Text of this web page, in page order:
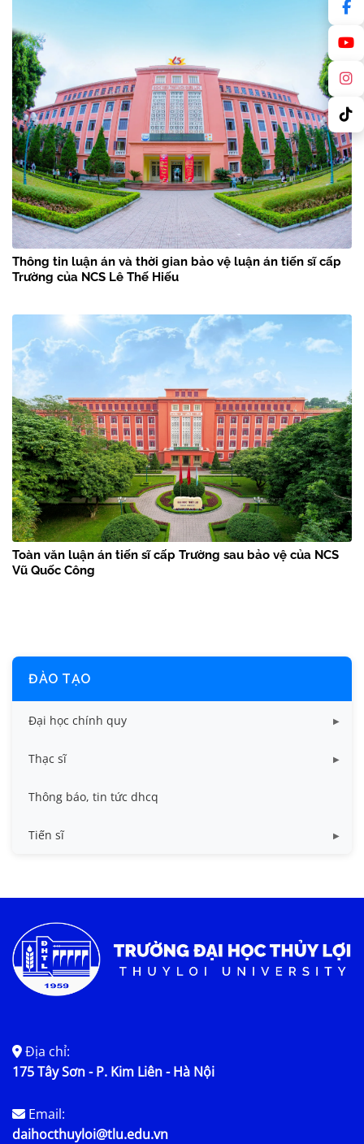
Thông tin luận án và thời gian bảo vệ luận án tiến sĩ cấp
Trường của NCS Lê Thế Hiếu
Toàn văn luận án tiến sĩ cấp Trường sau bảo vệ của NCS
Vũ Quốc Công
ĐÀO TẠO
Đại học chính quy
Các biểu mẫu
Chuẩn đầu ra và chương trình đào tạo dhcq
Thạc sĩ
Chương trình đào tạo thạc sĩ
Quy chế, quy định ths
Thông báo, tin tức dhcq
Tiến sĩ
Thông tin luận án
Kế hoạch bảo vệ
Nội dung luận án
Địa chỉ:
175 Tây Sơn - P. Kim Liên - Hà Nội
Email:
daihocthuyloi@tlu.edu.vn